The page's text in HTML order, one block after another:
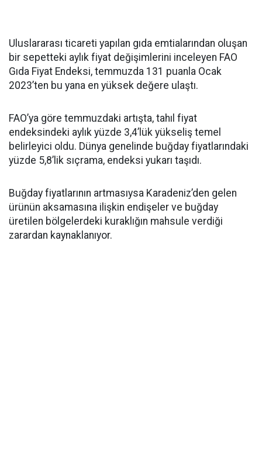
Uluslararası ticareti yapılan gıda emtialarından oluşan
bir sepetteki aylık fiyat değişimlerini inceleyen FAO
Gıda Fiyat Endeksi, temmuzda 131 puanla Ocak
2023’ten bu yana en yüksek değere ulaştı.
FAO’ya göre temmuzdaki artışta, tahıl fiyat
endeksindeki aylık yüzde 3,4’lük yükseliş temel
belirleyici oldu. Dünya genelinde buğday fiyatlarındaki
yüzde 5,8’lik sıçrama, endeksi yukarı taşıdı.
Buğday fiyatlarının artmasıysa Karadeniz’den gelen
ürünün aksamasına ilişkin endişeler ve buğday
üretilen bölgelerdeki kuraklığın mahsule verdiği
zarardan kaynaklanıyor.